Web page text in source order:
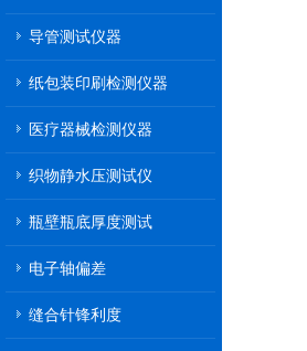
导管测试仪器
纸包装印刷检测仪器
医疗器械检测仪器
织物静水压测试仪
瓶壁瓶底厚度测试
电子轴偏差
缝合针锋利度